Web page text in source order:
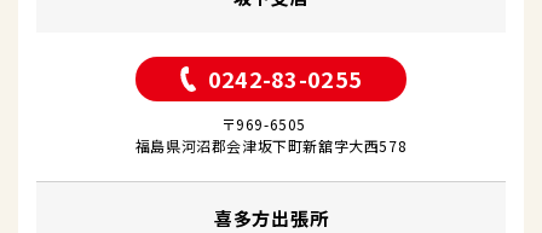
0242-83-0255
〒969-6505
福島県河沼郡会津坂下町新舘字大西578
喜多方出張所